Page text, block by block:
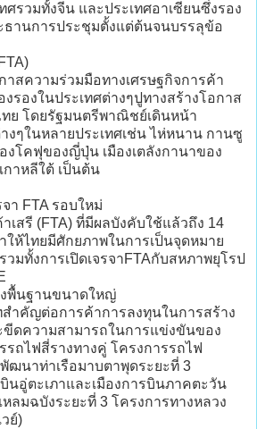
ศรวมทั้งจีน และประเทศอาเซียนซึ่งรอง
ธานการประชุมตั้งแต่ต้นจนบรรลุข้อ
าสความร่วมมือทางเศรษฐกิจการค้า
งรองในประเทศต่างๆปูทางสร้างโอกาส
ย โดยรัฐมนตรีพาณิชย์เดินหน้า
งๆในหลายประเทศเช่น ไห่หนาน กานซู
งโคฟุของญี่ปุ่น เมืองเตลังกานาของ
กาหลีใต้ เป็นต้น
า FTA รอบใหม่
เสรี (FTA) ที่มีผลบังคับใช้แล้วถึง 14
ให้ไทยมีศักยภาพในการเป็นจุดหมาย
มทั้งการเปิดเจรจาFTAกับสหภาพยุโรป
พื้นฐานขนาดใหญ่
ำคัญต่อการค้าการลงทุนในการสร้าง
ขีดความสามารถในการแข่งขันของ
รถไฟสี่รางทางคู่ โครงการรถไฟ
ฒนาท่าเรือมาบตาพุดระยะที่ 3
อู่ตะเภาและเมืองการบินภาคตะวัน
ลมฉบังระยะที่ 3 โครงการทางหลวง
ย์)